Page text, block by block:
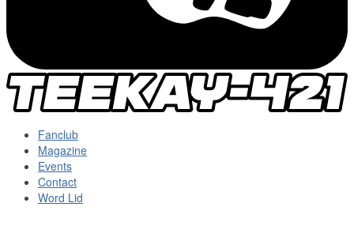
Fanclub
Magazine
Events
Contact
Word Lid